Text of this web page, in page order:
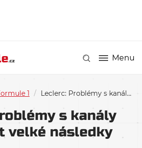
Menu
1 / Leclerc: Problémy s kanály můžou mít velké následky
s kanály
velké následky